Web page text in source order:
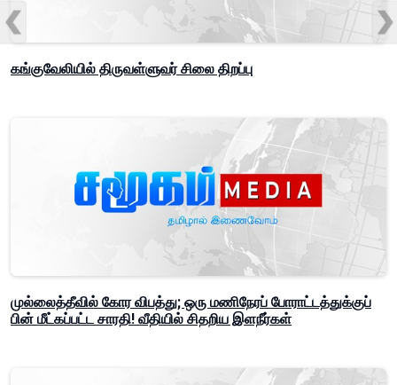
கங்குவேலியில் திருவள்ளுவர் சிலை திறப்பு
முல்லைத்தீவில் கோர விபத்து; ஒரு மணிநேரப் போராட்டத்துக்குப்
பின் மீட்கப்பட்ட சாரதி! வீதியில் சிதறிய இளநீர்கள்